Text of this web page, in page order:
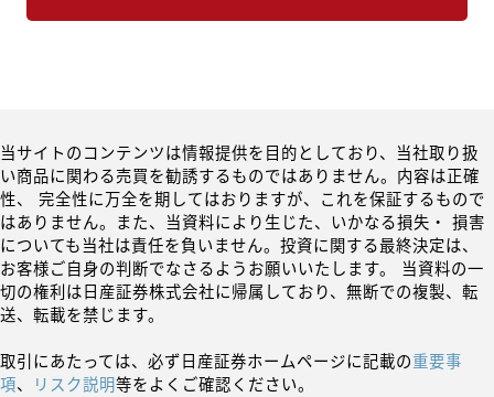
当サイトのコンテンツは情報提供を目的としており、当社取り扱
い商品に関わる売買を勧誘するものではありません。内容は正確
性、 完全性に万全を期してはおりますが、これを保証するもので
はありません。また、当資料により生じた、いかなる損失・ 損害
についても当社は責任を負いません。投資に関する最終決定は、
お客様ご自身の判断でなさるようお願いいたします。 当資料の一
切の権利は日産証券株式会社に帰属しており、無断での複製、転
送、転載を禁じます。
取引にあたっては、必ず日産証券ホームページに記載の重要事
項、 リスク説明等をよくご確認ください。